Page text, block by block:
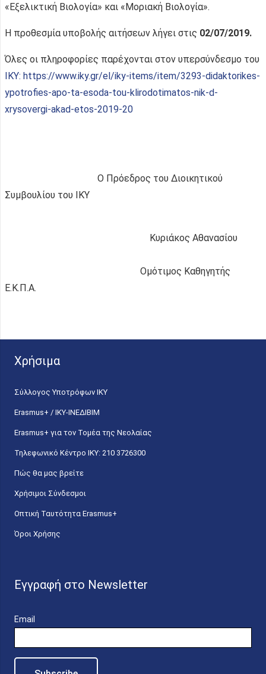
«Εξελικτική Βιολογία» και «Μοριακή Βιολογία».
H προθεσμία υποβολής αιτήσεων λήγει στις 02/07/2019.
Όλες οι πληροφορίες παρέχονται στον υπερσύνδεσμο του
ΙΚΥ: https://www.iky.gr/el/iky-items/item/3293-didaktorikes-
ypotrofies-apo-ta-esoda-tou-klirodotimatos-nik-d-
xrysovergi-akad-etos-2019-20
Ο Πρόεδρος του Διοικητικού
Συμβουλίου του ΙΚΥ
Κυριάκος Αθανασίου
Ομότιμος Καθηγητής
Ε.Κ.Π.Α.
Χρήσιμα
Σύλλογος Υποτρόφων ΙΚΥ
Erasmus+ / ΙΚΥ-ΙΝΕΔΙΒΙΜ
Erasmus+ για τον Τομέα της Νεολαίας
Τηλεφωνικό Κέντρο IKY: 210 3726300
Πώς θα μας βρείτε
Χρήσιμοι Σύνδεσμοι
Οπτική Ταυτότητα Erasmus+
Όροι Χρήσης
Εγγραφή στο Newsletter
Email